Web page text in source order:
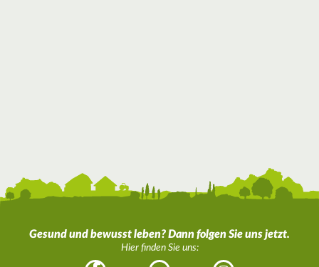
Gesund und bewusst leben? Dann folgen Sie uns jetzt.
Hier finden Sie uns: